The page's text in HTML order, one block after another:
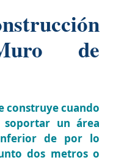
de
construye cuando
soportar un área
de por lo
dos metros o